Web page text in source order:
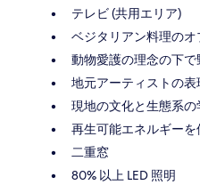
テレビ (共用エリア)
ベジタリアン料理のオ
動物愛護の理念の下
地元アーティストの表
現地の文化と生態系の
再生可能エネルギーを
二重窓
80% 以上 LED 照明